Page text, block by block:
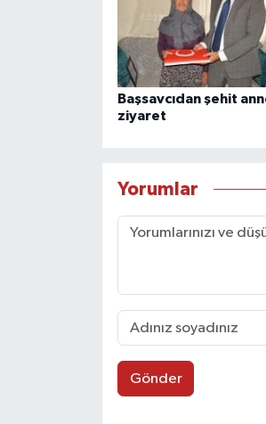
Başsavcıdan şehit
ziyaret
Yorumlar
Gönder